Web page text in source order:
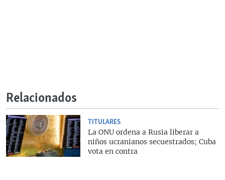
Relacionados
TITULARES
La ONU ordena a Rusia liberar a
niños ucranianos secuestrados; Cuba
vota en contra